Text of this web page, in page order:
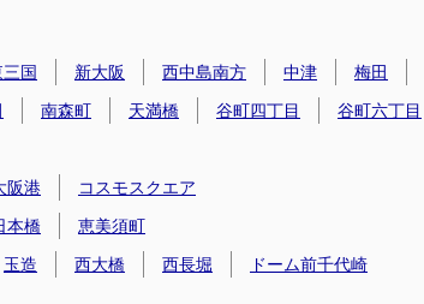
国 新大阪 西中島南方 中津 梅田
南森町 天満橋 谷町四丁目 谷町六丁目
阪港
コスモスクエア
本橋
恵美須町
玉造
西大橋 西長堀 ドーム前千代崎